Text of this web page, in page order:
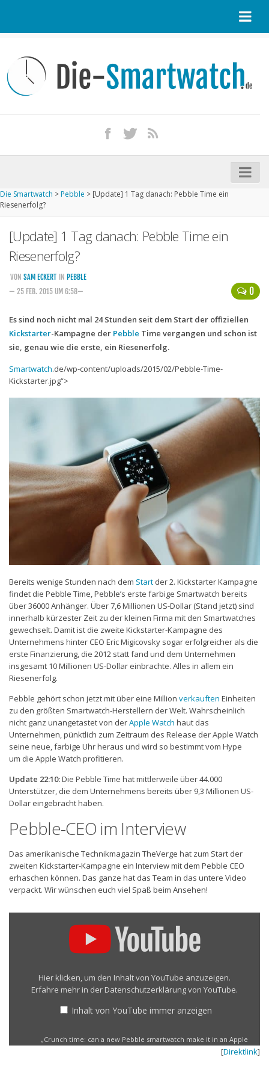
Kontakt / Tipp geben
Impressum
iPhone kaufen
Startseite
Kommende Smartwatches
Marken und Modelle
Handytarife
Smartphonetarife
Datentarife
o2
Flatrate-Prepaidtarife
Mobilfunk-Vergleichsrechner
Mobilfunk-Tarifrechner
Flatrate-Datentarife
Die Smartwatch >Pebble > [Update] 1 Tag danach: Pebble Time ein
Riesenerfolg?
[Update] 1 Tag danach: Pebble Time ein
Riesenerfolg?
0
VON SAM ECKERT IN PEBBLE
— 25 FEB. 2015 UM 6:58—
Es sind noch nicht mal 24 Stunden seit dem Start der offiziellen
Kickstarter-Kampagne der Pebble Time vergangen und schon ist
sie, genau wie die erste, ein Riesenerfolg.
Smartwatch.de/wp-content/uploads/2015/02/Pebble-Time-
Kickstarter.jpg“>
Bereits wenige Stunden nach dem Start der 2. Kickstarter Kampagne
findet die Pebble Time, Pebble’s erste farbige Smartwatch bereits
über 36000 Anhänger. Über 7,6 Millionen US-Dollar (Stand jetzt) sind
innerhalb kürzester Zeit zu der kleinen Firma mit den Smartwatches
gewechselt. Damit ist die zweite Kickstarter-Kampagne des
Unternehmens hinter CEO Eric Migicovsky sogar erfolgreicher als die
erste Finanzierung, die 2012 statt fand und dem Unternehmen
insgesamt 10 Millionen US-Dollar einbrachte. Alles in allem ein
Riesenerfolg.
Pebble gehört schon jetzt mit über eine Million verkauften Einheiten
zu den größten Smartwatch-Herstellern der Welt. Wahrscheinlich
nicht ganz unangetastet von derApple Watch haut das
Unternehmen, pünktlich zum Zeitraum des Release der Apple Watch
seine neue, farbige Uhr heraus und wird so bestimmt vom Hype
um die Apple Watch profitieren.
Update 22:10:Die Pebble Time hat mittlerweile über 44.000
Unterstützer, die dem Unternehmens bereits über 9,3 Millionen US-
Dollar eingebracht haben.
Pebble-CEO im Interview
Das amerikanische Technikmagazin TheVerge hat zum Start der
zweiten Kickstarter-Kampagne ein Interview mit dem Pebble CEO
erhaschen können. Das ganze hat das Team in das untere Video
verpackt. Wir wünschen euch viel Spaß beim Ansehen!
smartwatch
Apple
Hier klicken, um den Inhalt von YouTube anzuzeigen.
Erfahre mehr in der Datenschutzerklärung von YouTube.
Inhalt von YouTube immer anzeigen
„Crunch time: can a new Pebble smartwatch make it in an Apple
world?“ direkt öffnen
[Direktlink]